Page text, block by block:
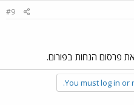
#9
פרסום הנחות בפורום.
You must log in or